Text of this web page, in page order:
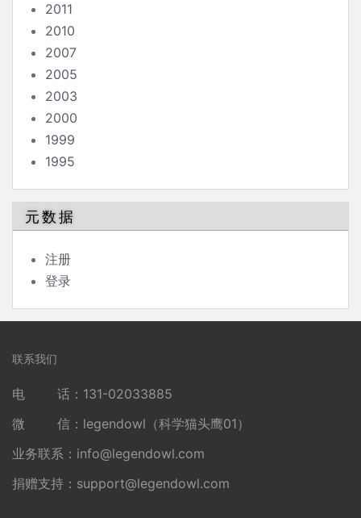
2011
2010
2007
2005
2003
2000
1999
1995
元数据
注册
登录
联系我们
电 话：131-02033885
微 信：legendowl（科学猫头鹰01）
业务联系： info@legendowl.com
捐赠支持： support@legendowl.com